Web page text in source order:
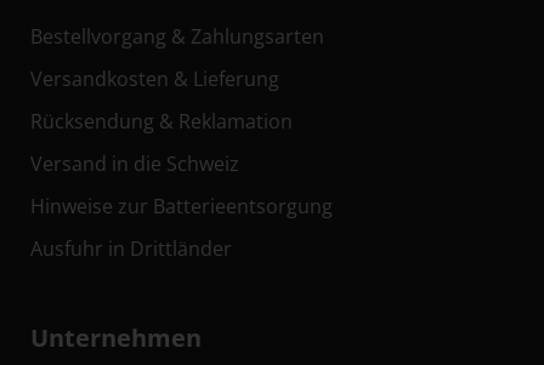
Bestellvorgang & Zahlungsarten
Versandkosten & Lieferung
Rücksendung & Reklamation
Versand in die Schweiz
Hinweise zur Batterieentsorgung
Ausfuhr in Drittländer
Unternehmen